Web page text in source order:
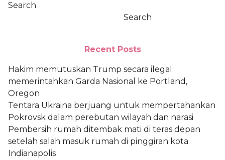
Search
Search
Recent Posts
Hakim memutuskan Trump secara ilegal
memerintahkan Garda Nasional ke Portland,
Oregon
Tentara Ukraina berjuang untuk mempertahankan
Pokrovsk dalam perebutan wilayah dan narasi
Pembersih rumah ditembak mati di teras depan
setelah salah masuk rumah di pinggiran kota
Indianapolis